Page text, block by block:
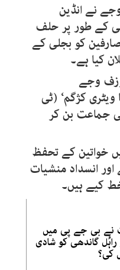
نے انڈین
کے طور پر حلف
صارفین کو بجلی کے
وجے
ویٹری کژگم‘ (ٹی
جماعت بن کر
خواتین کے تحفظ
انسداد منشیات
کیے ہیں۔
نے بی جے پی میں
گاندھی کو شادی
کی؟